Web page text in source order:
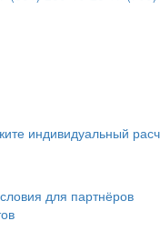
индивидуальный
для партнёров